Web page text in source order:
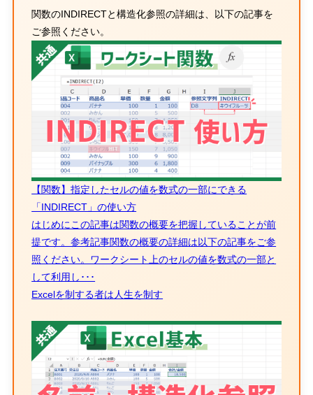
関数のINDIRECTと構造化参照の詳細は、以下の記事を
ご参照ください。
【関数】指定したセルの値を数式の一部にできる
「INDIRECT」の使い方
はじめにこの記事は関数の概要を把握していることが前
提です。参考記事関数の概要の詳細は以下の記事をご参
照ください。ワークシート上のセルの値を数式の一部と
して利用し･･･
Excelを制する者は人生を制す